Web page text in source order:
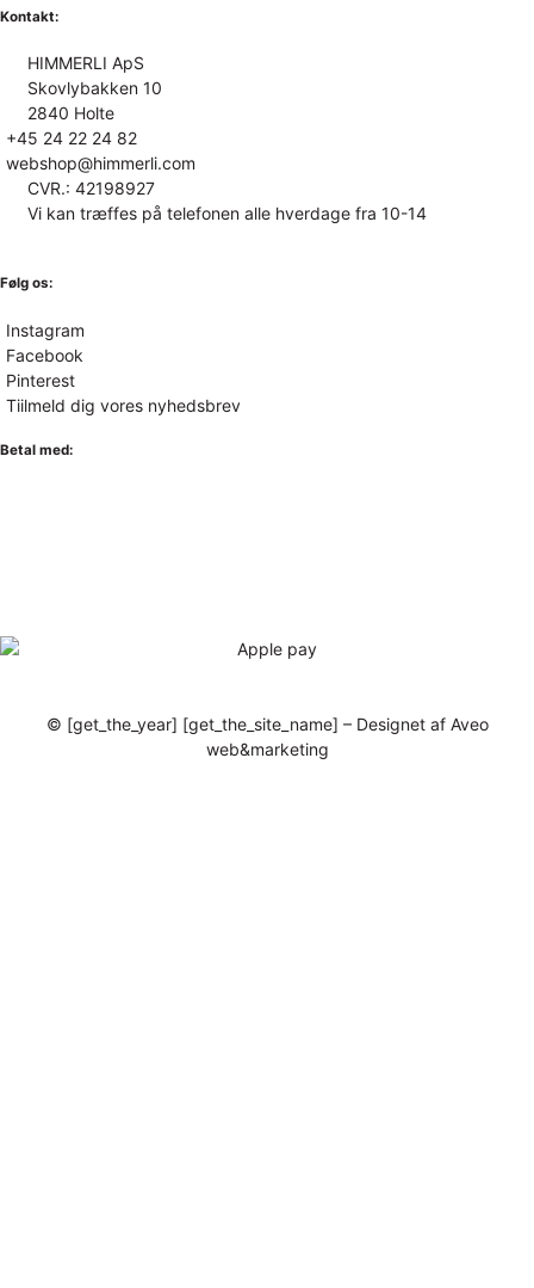
Kontakt:
HIMMERLI ApS
Skovlybakken 10
2840 Holte
+45 24 22 24 82
webshop@himmerli.com
CVR.: 42198927
Vi kan træffes på telefonen alle hverdage fra 10-14
Følg os:
Instagram
Facebook
Pinterest
Tiilmeld dig vores nyhedsbrev
Betal med:
© [get_the_year] [get_the_site_name] – Designet af Aveo
web&marketing